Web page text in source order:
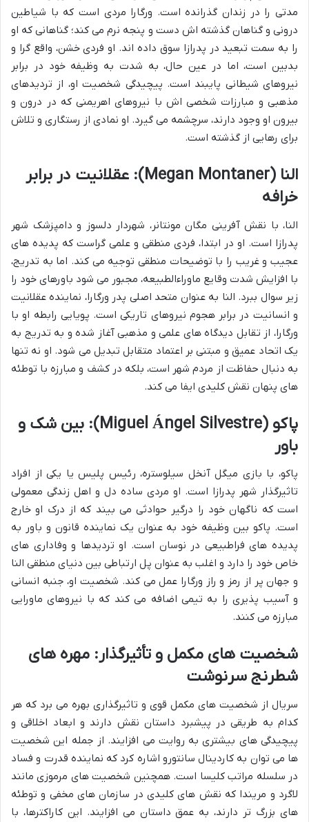
مدتی را در زندان گذرانده است. ورگارا مردی است که با شیاطین
درونی و گناهان گذشته اش دست و پنجه نرم می کند؛ گناهانی که او
را به سمت تبعید در پدرازا سوق داده اند. او فردی خشن، واقع گرا و
بدبین است، اما در عین حال، به شدت به وظیفه خود در برابر
نیروهای شیطانی پایبند است. پیچیدگی شخصیت او، از تردیدهای
مذهبی و مبارزات شخصی اش با نیروهای اهریمنی که در درون و
بیرون او وجود دارند، سرچشمه می گیرد. او نمادی از رستگاری و تلاش
برای رهایی از گذشته است.
النا (Megan Montaner): عقلانیت در برابر
خرافه
النا، با نقش آفرینی مگان مونتانر، شهردار دلسوز و دامپزشک شهر
پدرازا است. او در ابتدا، فردی منطقی و علمی گراست که پدیده های
عجیب و غریب را با توضیحات منطقی توجیه می کند. اما به تدریج،
با افزایش شدت وقایع ماوراءالطبیعه، مجبور می شود باورهای خود را
زیر سوال ببرد. النا به عنوان متحد اصلی پدر ورگارا، نماینده عقلانیت
و انسانیت در برابر هجوم نیروهای تاریکی است. پویایی رابطه او با
ورگارا، از تقابل دیدگاه های علمی و مذهبی آغاز شده و به تدریج به
یک اتحاد عمیق و مبتنی بر اعتماد متقابل تبدیل می شود. او نه تنها
به دنبال حفاظت از مردم شهر است، بلکه در کشف و مبارزه با توطئه
های پنهان نقش کلیدی ایفا می کند.
پاکو (Miguel Ángel Silvestre): بین شک و
باور
پاکو، با بازی میگل آنخل سیلوستره، رئیس پلیس یا یکی از افراد
تاثیرگذار شهر پدرازا است. او مردی ساده دل و اهل زندگی معمولی
است که ناگهان خود را درگیر حوادثی می بیند که از درک او خارج
است. پاکو بین وظیفه خود به عنوان یک نماینده قانون و باور به
پدیده های فراطبیعی در نوسان است. او تردیدها و وفاداری های
خاص خود را دارد و اغلب به عنوان پل ارتباطی بین دنیای منطقی النا
و جهان پر از رمز و راز ورگارا عمل می کند. شخصیت او، جنبه انسانی
و آسیب پذیری را به تیمی اضافه می کند که با نیروهای ماورایی
مبارزه می کنند.
شخصیت های مکمل و تأثیرگذار: مهره های
شطرنج سرنوشت
سریال از شخصیت های مکمل قوی و تاثیرگذاری بهره می برد که هر
کدام به طریقی در پیشبرد داستان نقش دارند و ابعاد اخلاقی و
پیچیدگی های بیشتری به روایت می افزایند. از جمله این شخصیت
ها می توان به کاردینال سانتورو اشاره کرد که نماینده قدرت و فساد
در سلسله مراتب کلیسا است. همچنین شخصیت های مرموزی مانند
لاگرد و مریندا که نقش های کلیدی در سازمان های مخفی و توطئه
های بزرگ تر دارند، به عمق داستان می افزایند. این کاراکترها، با